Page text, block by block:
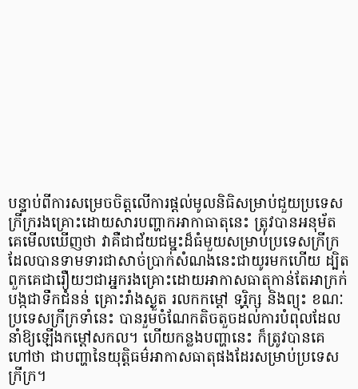
បន្ទាប់ពីការសម្រេចចិត្តលើការផ្ដល់មូលនិធិសម្រាប់ជួយប្រទេស
ក្រីក្ររងគ្រោះដោយសារបញ្ហាកអាកាធាតុនេះ ត្រូវបានអនុម័ត
គេមើលឃើញថា វាគឺជាជ័យជម្នះដ៏ធំមួយសម្រាប់ប្រទេសក្រីក្រ
ដែលបានទាមទារជាសាច់ប្រាក់សំណងនេះជាយូរមកហើយ ដ្បិត
ពួកគេជារឿយៗជាអ្នករងគ្រោះដោយអាកាសធាតុកាន់តែអាក្រក់
បង្កជាទឹកជំនន់ គ្រោះរាំងស្ងួត រលកកម្ដៅ ទុរ្ភិក្ស និងព្យុះ ខណៈ
ប្រទេសក្រីក្រទាំនេះ បានរួមចំណែកតិចតួចដល់ការបំពុលដែល
នាំឱ្យឡើងកម្ដៅសកល។ ហើយកន្លងបញ្ហានេះ ក៏ត្រូវបានគេ
ហៅថា ជាបញ្ហានៃយុត្តិធម៌អាកាសធាតុផងដែរសម្រាប់ប្រទេស
ក្រីក្រ។